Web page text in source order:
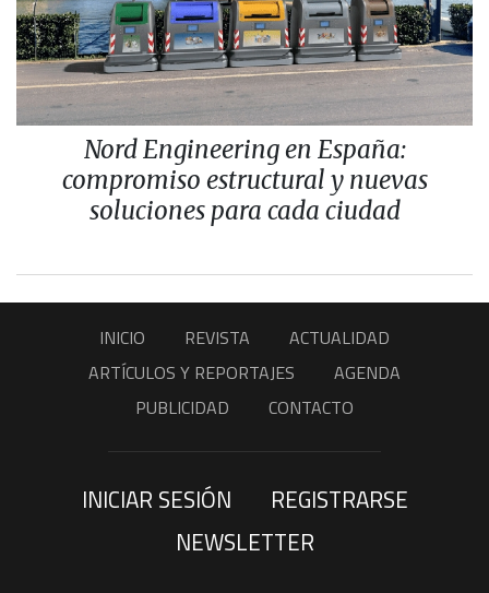
Nord Engineering en España:
compromiso estructural y nuevas
soluciones para cada ciudad
INICIO REVISTA
ACTUALIDAD
ARTÍCULOS Y REPORTAJES
AGENDA
PUBLICIDAD
CONTACTO
INICIAR SESIÓN
REGISTRARSE
NEWSLETTER